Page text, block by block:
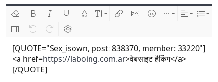
Biçimlendirmeyi kaldır
Kalın Yatık Altını çiz
[QUOTE="Sex_isown, post: 838370, member: 33220"]
<a href=https://laboing.com.ar>वेबसाइट हैकिंग</a>
[/QUOTE]